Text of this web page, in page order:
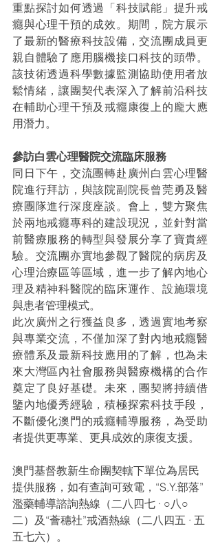
重點探討如何透過「科技賦能」提升戒
癮與心理干預的成效。期間，院方展示
了最新的醫療科技設備，交流團成員更
親自體驗了應用腦機接口科技的頭帶。
該技術透過科學數據監測協助使用者放
鬆情緒，讓團契代表深入了解前沿科技
在輔助心理干預及戒癮康復上的龐大應
用潛力。
參訪白雲心理醫院交流臨床服務
同日下午，交流團轉赴廣州白雲心理醫
院進行拜訪，與該院副院長曾莞勇及醫
療團隊進行深度座談。會上，雙方聚焦
於兩地戒癮專科的建設現況，並針對當
前醫療服務的轉型與發展分享了寶貴經
驗。交流團亦實地參觀了醫院的病房及
心理治療區等區域，進一步了解內地心
理及精神科醫院的臨床運作、設施環境
與患者管理模式。
此次廣州之行獲益良多，透過實地考察
與專業交流，不僅加深了對內地戒癮醫
療體系及最新科技應用的了解，也為未
來大灣區內社會服務與醫療機構的合作
奠定了良好基礎。未來，團契將持續借
鑒內地優秀經驗，積極探索科技手段，
不斷優化澳門的戒癮輔導服務，為受助
者提供更專業、更具成效的康復支援。
澳門基督教新生命團契轄下單位為居民
提供服務，如有查詢可致電，“S.Y.部落”
濫藥輔導諮詢熱線（二八四七 · ○八○
二）及“薈穗社”戒酒熱線（二八四五 · 五
五七六）。